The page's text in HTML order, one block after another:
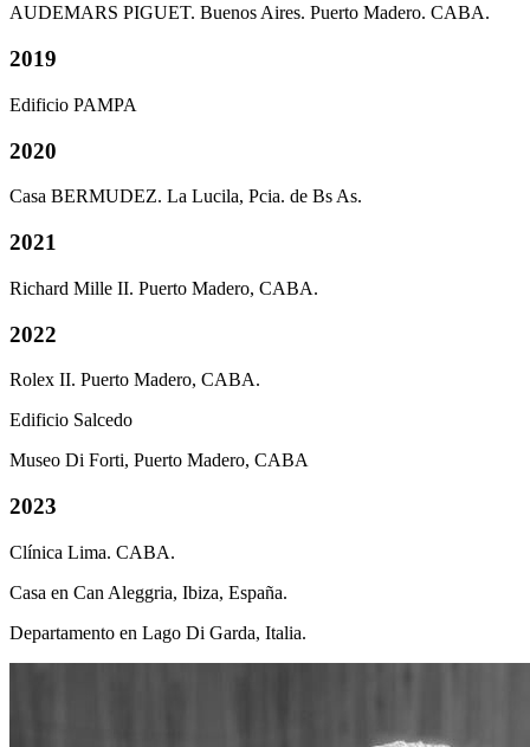
AUDEMARS PIGUET. Buenos Aires. Puerto Madero. CABA.
2019
Edificio PAMPA
2020
Casa BERMUDEZ. La Lucila, Pcia. de Bs As.
2021
Richard Mille II. Puerto Madero, CABA.
2022
Rolex II. Puerto Madero, CABA.
Edificio Salcedo
Museo Di Forti, Puerto Madero, CABA
2023
Clínica Lima. CABA.
Casa en Can Aleggria, Ibiza, España.
Departamento en Lago Di Garda, Italia.